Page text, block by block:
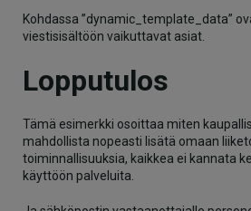
Kohdassa ”dynamic_template_data”
viestisisältöön vaikuttavat asiat.
Lopputulos
Tämä esimerkki osoittaa miten
mahdollista nopeasti lisätä omaan
toiminnallisuuksia, kaikkea ei kannata
käyttöön palveluita.